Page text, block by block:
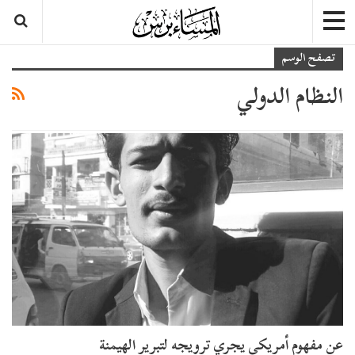
تصفح الوسم
النظام الدولي
عن مفهوم أمريكي يجري ترويجه لتبرير الهيمنة